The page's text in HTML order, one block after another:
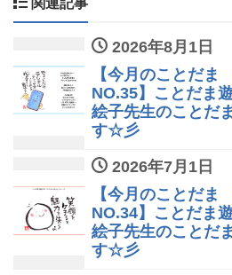
関連記事
2026年8月1日
【今月のことだ
NO.35】ことだま
絵子先生のことだ
す☆彡
2026年7月1日
【今月のことだ
NO.34】ことだま
絵子先生のことだ
す☆彡